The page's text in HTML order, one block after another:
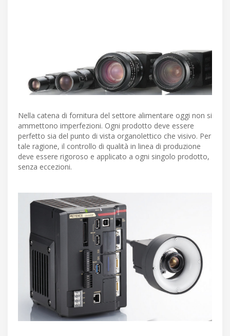
Nella catena di fornitura del settore alimentare oggi non si
ammettono imperfezioni. Ogni prodotto deve essere
perfetto sia del punto di vista organolettico che visivo. Per
tale ragione, il controllo di qualità in linea di produzione
deve essere rigoroso e applicato a ogni singolo prodotto,
senza eccezioni.